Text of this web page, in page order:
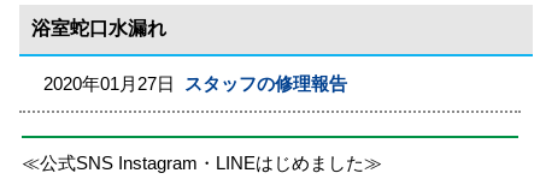
浴室蛇口水漏れ
2020年01月27日 スタッフの修理報告
≪公式SNS Instagram・LINEはじめました≫